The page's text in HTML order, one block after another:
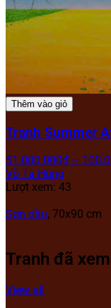
Thêm vào giỏ
Tranh Summer
51.000.000₫ –
Võ Tá Hùng
Lượt xem: 43
Sơn dầu, 70x90 cm
Tranh đã xem
View all